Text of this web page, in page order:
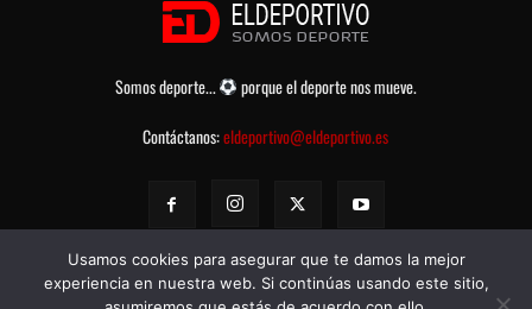
Somos deporte...
porque el deporte nos mueve.
Contáctanos:eldeportivo@eldeportivo.es
Usamos cookies para asegurar que te damos la mejor
experiencia en nuestra web. Si continúas usando este sitio,